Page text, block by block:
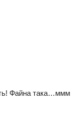
Файна така…ммм